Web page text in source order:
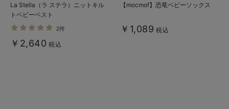
La Stella（ラ ステラ）ニットキル
トベビーベスト
2件
￥2,640 税込
【mocmof】恐竜ベビーソックス
￥1,089 税込